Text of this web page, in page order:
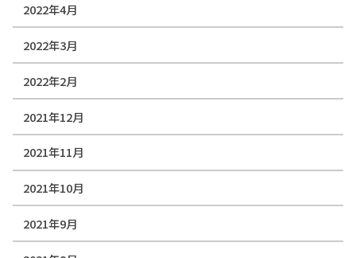
2022年4月
2022年3月
2022年2月
2021年12月
2021年11月
2021年10月
2021年9月